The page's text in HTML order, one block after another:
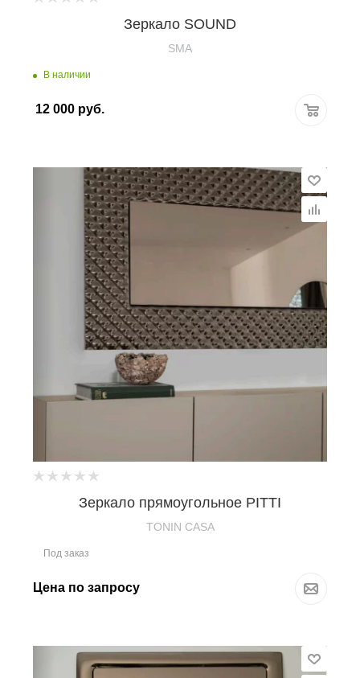
Зеркало SOUND
SMA
В наличии
12 000 руб.
Зеркало прямоугольное PITTI
TONIN CASA
Под заказ
Цена по запросу